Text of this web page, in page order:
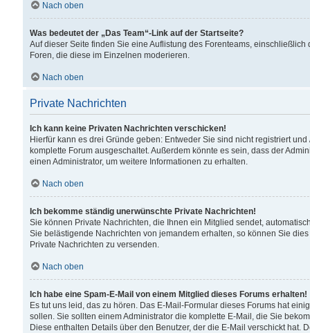
Nach oben
Was bedeutet der „Das Team“-Link auf der Startseite?
Auf dieser Seite finden Sie eine Auflistung des Forenteams,
Foren, die diese im Einzelnen moderieren.
Nach oben
Private Nachrichten
Ich kann keine Privaten Nachrichten verschicken!
Hierfür kann es drei Gründe geben: Entweder Sie sind nicht registriert
komplette Forum ausgeschaltet. Außerdem könnte es sein, dass der
einen Administrator, um weitere Informationen zu erhalten.
Nach oben
Ich bekomme ständig unerwünschte Private Nachrichten!
Sie können Private Nachrichten, die Ihnen ein Mitglied sendet,
Sie belästigende Nachrichten von jemandem erhalten, so können Sie
Private Nachrichten zu versenden.
Nach oben
Ich habe eine Spam-E-Mail von einem Mitglied dieses Forums erhalten!
Es tut uns leid, das zu hören. Das E-Mail-Formular dieses Forums hat
sollen. Sie sollten einem Administrator die komplette E-Mail, die Sie
Diese enthalten Details über den Benutzer, der die E-Mail verschickt hat.